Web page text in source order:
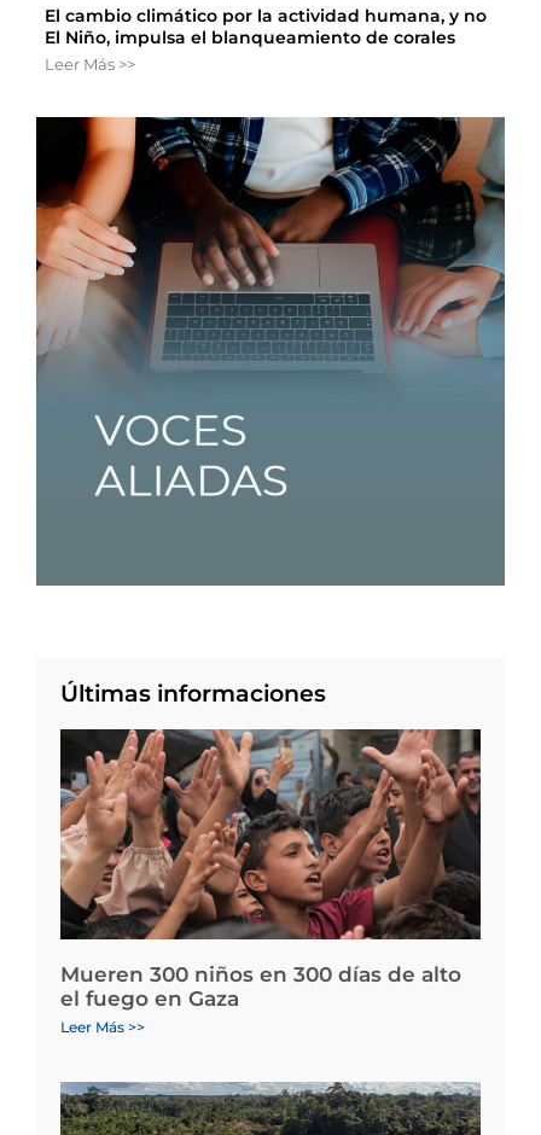
El cambio climático por la actividad humana, y no
El Niño, impulsa el blanqueamiento de corales
Leer Más >>
Últimas informaciones
Mueren 300 niños en 300 días de alto
el fuego en Gaza
Leer Más >>